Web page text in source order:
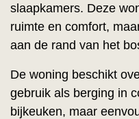
slaapkamers. Deze
ruimte en comfort,
aan de rand van het
De woning beschikt
gebruik als berging in
bijkeuken, maar